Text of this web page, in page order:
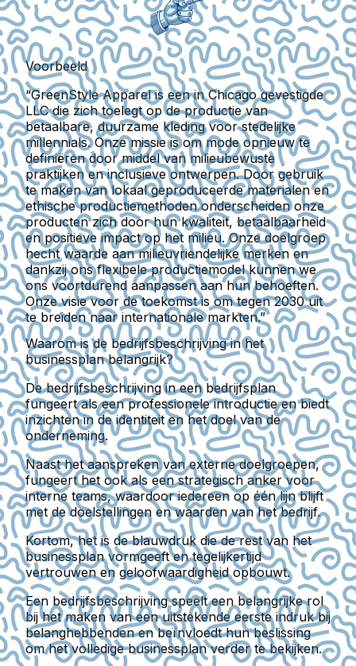
Voorbeeld
“GreenStyle Apparel is een in Chicago gevestigde
LLC die zich toelegt op de productie van
betaalbare, duurzame kleding voor stedelijke
millennials. Onze missie is om mode opnieuw te
definiëren door middel van milieubewuste
praktijken en inclusieve ontwerpen. Door gebruik
te maken van lokaal geproduceerde materialen en
ethische productiemethoden onderscheiden onze
producten zich door hun kwaliteit, betaalbaarheid
en positieve impact op het milieu. Onze doelgroep
hecht waarde aan milieuvriendelijke merken en
dankzij ons flexibele productiemodel kunnen we
ons voortdurend aanpassen aan hun behoeften.
Onze visie voor de toekomst is om tegen 2030 uit
te breiden naar internationale markten.”
Waarom is de bedrijfsbeschrijving in het
businessplan belangrijk?
De bedrijfsbeschrijving in een bedrijfsplan
fungeert als een professionele introductie en biedt
inzichten in de identiteit en het doel van de
onderneming.
Naast het aanspreken van externe doelgroepen,
fungeert het ook als een strategisch anker voor
interne teams, waardoor iedereen op één lijn blijft
met de doelstellingen en waarden van het bedrijf.
Kortom, het is de blauwdruk die de rest van het
businessplan vormgeeft en tegelijkertijd
vertrouwen en geloofwaardigheid opbouwt.
Een bedrijfsbeschrijving speelt een belangrijke rol
bij het maken van een uitstekende eerste indruk bij
belanghebbenden en beïnvloedt hun beslissing
om het volledige businessplan verder te bekijken.